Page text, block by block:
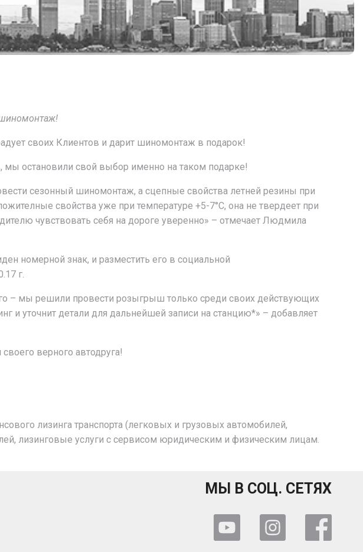
своих Клиентов и дарит шиномонтаж в подарок!
остановили свой выбор именно на таком подарке!
сезонный шиномонтаж, а сцепные свойства летней резины при
свойства уже при температуре +5-7°С, она не твердеет при
чувствовать себя на дороге уверенно» – отмечает Людмила
номерной знак, и разместить его в социальной
г.
– мы решили провести розыгрыш только среди своих действующих
и уточнит детали для дальнейшей записи на станцию*» – добавляет
верного автодруга!
лизинга транспорта (легковых и грузовых автомобилей,
лизинговые услуги с сервисом юридическим и физическим лицам.
МЫ В СОЦ. СЕТЯХ